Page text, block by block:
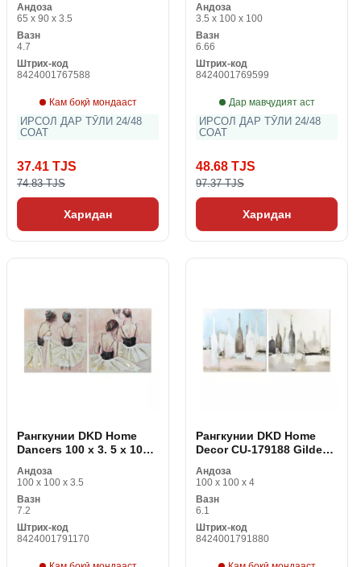
мустамликаи африқоӣ
Андоза
65 x 90 x 3.5
Вазн
4.7
Штрих-код
8424001767588
Кам боқӣ мондааст
ИРСОЛ ДАР ТӮЛИ 24/48
СОАТ
37.41 TJS
74.83 TJS
Харидан
дона)
Андоза
3.5 x 100 x 100
Вазн
6.66
Штрих-код
8424001769599
Дар мавҷудият аст
ИРСОЛ ДАР ТӮЛИ 24/48
СОАТ
48.68 TJS
97.37 TJS
Харидан
Рангкунии DKD Home
Dancers 100 x 3. 5 x 100
дона)
Андоза
100 x 100 x 3.5
Вазн
7.2
Штрих-код
8424001791170
Рангкунии DKD Home
Decor CU-179188 Gilded
коттедж (2 дона)
Андоза
100 x 100 x 4
Вазн
6.1
Штрих-код
8424001791880